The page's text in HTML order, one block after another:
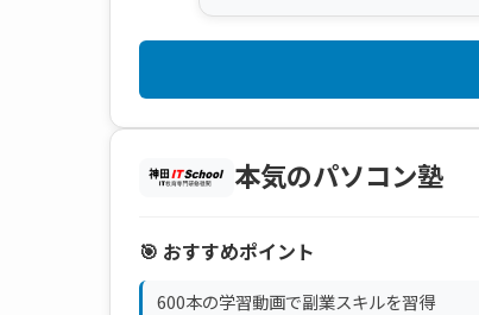
本気のパソコン塾
🎯 おすすめポイント
600本の学習動画で副業スキルを習得